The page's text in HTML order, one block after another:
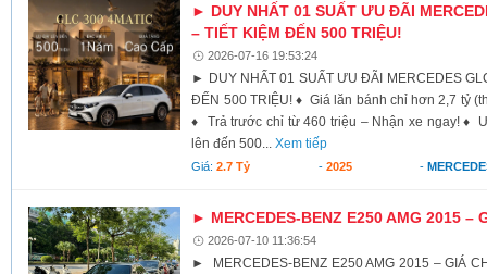
► DUY NHẤT 01 SUẤT ƯU ĐÃI
– TIẾT KIỆM ĐẾN 500 TRIỆU!
2026-07-16 19:53:24
► DUY NHẤT 01 SUẤT ƯU ĐÃI MERCEDES
ĐẾN 500 TRIỆU! ♦ Giá lăn bánh chỉ hơn 2,7 tỷ
♦ Trả trước chỉ từ 460 triệu – Nhận xe ngay! ♦
lên đến 500...Xem tiếp
Giá:2.7 Tỷ - 2025 -
► MERCEDES-BENZ E250 AMG 2015 –
2026-07-10 11:36:54
► MERCEDES-BENZ E250 AMG 2015 – GIÁ